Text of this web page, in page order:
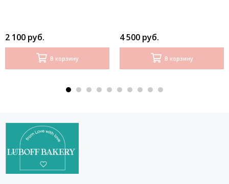
2 100 руб.
В корзину
4 500 руб.
В корзину